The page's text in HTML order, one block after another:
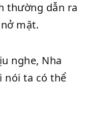
thường dẫn ra
mặt.
nghe, Nha
nói ta có thể